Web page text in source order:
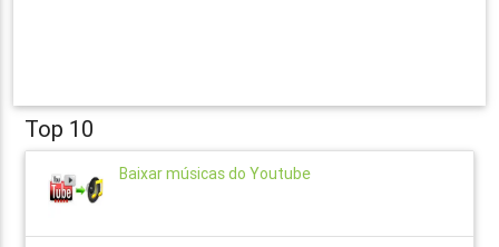
Top 10
Baixar músicas do Youtube